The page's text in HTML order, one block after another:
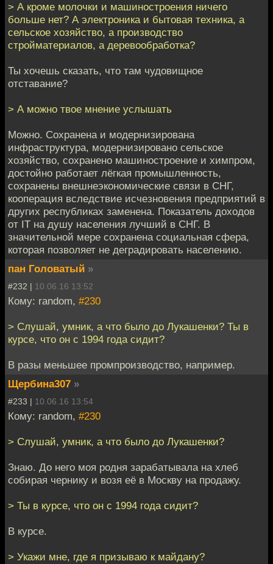
> А кроме молочки и машиностроения ничего
больше нет? А электроника и бытовая техника, а
сельское хозяйство, а производство
стройматериалов, а деревообработка?
Ты хочешь сказать, что там чудовищное
отставание?
> А можно твое мнение услышать
Можно. Сохранена и модернизирована
инфраструктура, модернизировано сельское
хозяйство, сохранено машиностроение и химпром,
достойно работает лёгкая промышленность,
сохранены внешнеэкономические связи в СНГ,
кооперация вследствие исчезновения предприятий в
других республиках заменена. Показатель доходов
от IT на душу населения лучший в СНГ. В
значительной мере сохранена социальная сфера,
которая позволяет не деградировать населению.
пан Головатый »
#232 | 10.06.16 13:52
Кому: random, #230
> Слушай, умник, а что было до Лукашенки? Ты в
курсе, что он с 1994 года сидит?
В разы меньшее промпроизводство, например.
Щербина307 »
#233 | 10.06.16 13:54
Кому: random, #230
> Слушай, умник, а что было до Лукашенки?
Знаю. До него моя родня зарабатывала на хлеб
собирая чернику и возя её в Москву на продажу.
> Ты в курсе, что он с 1994 года сидит?
В курсе.
> Укажи мне, где я призываю к майдану?